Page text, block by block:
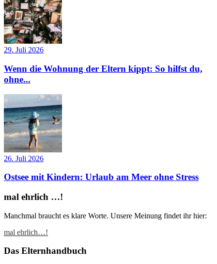
29. Juli 2026
Wenn die Wohnung der Eltern kippt: So hilfst du,
ohne...
26. Juli 2026
Ostsee mit Kindern: Urlaub am Meer ohne Stress
mal ehrlich …!
Manchmal braucht es klare Worte. Unsere Meinung findet ihr hier:
mal ehrlich…!
Das Elternhandbuch